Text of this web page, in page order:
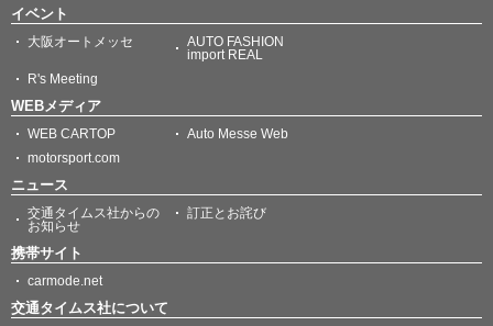
イベント
大阪オートメッセ
AUTO FASHION
import REAL
R's Meeting
WEBメディア
WEB CARTOP
Auto Messe Web
motorsport.com
ニュース
交通タイムス社からの
お知らせ
訂正とお詫び
携帯サイト
carmode.net
交通タイムス社について